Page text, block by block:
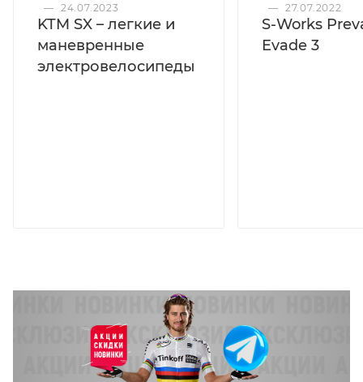
— 24.07.2023
KTM SX – легкие и
маневренные
электровелосипеды
— 27.07.2022
S-Works
Evade 3